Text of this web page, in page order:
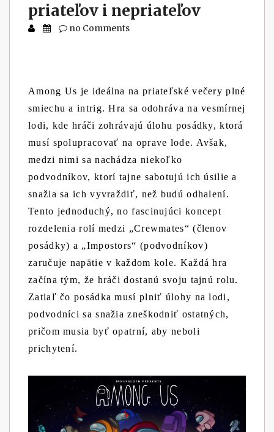
priateľov i nepriateľov
no Comments
Among Us je ideálna na priateľské večery plné
smiechu a intrig. Hra sa odohráva na vesmírnej
lodi, kde hráči zohrávajú úlohu posádky, ktorá
musí spolupracovať na oprave lode. Avšak,
medzi nimi sa nachádza niekoľko
podvodníkov, ktorí tajne sabotujú ich úsilie a
snažia sa ich vyvraždiť, než budú odhalení.
Tento jednoduchý, no fascinujúci koncept
rozdelenia rolí medzi „Crewmates“ (členov
posádky) a „Impostors“ (podvodníkov)
zaručuje napätie v každom kole. Každá hra
začína tým, že hráči dostanú svoju tajnú rolu.
Zatiaľ čo posádka musí plniť úlohy na lodi,
podvodníci sa snažia zneškodniť ostatných,
pričom musia byť opatrní, aby neboli
prichytení.